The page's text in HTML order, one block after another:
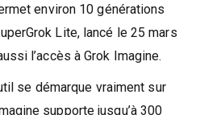
environ 10 générations
Lite, lancé le 25 mars
l’accès à Grok Imagine.
se démarque vraiment sur
supporte jusqu’à 300